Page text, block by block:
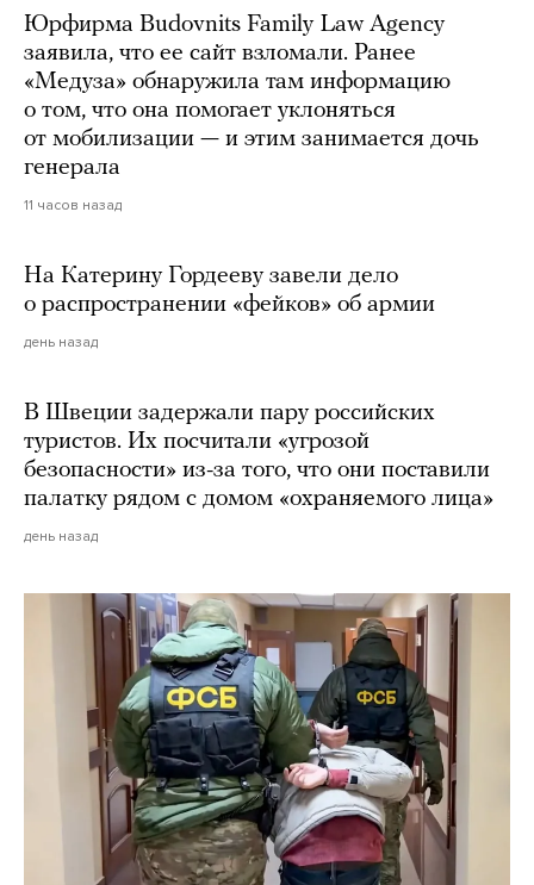
Юрфирма Budovnits Family Law Agency
заявила, что ее сайт взломали. Ранее
«Медуза» обнаружила там информацию
о том, что она помогает уклоняться
от мобилизации — и этим занимается дочь
генерала
11 часов назад
На Катерину Гордееву завели дело
о распространении «фейков» об армии
день назад
В Швеции задержали пару российских
туристов. Их посчитали «угрозой
безопасности» из-за того, что они поставили
палатку рядом с домом «охраняемого лица»
день назад